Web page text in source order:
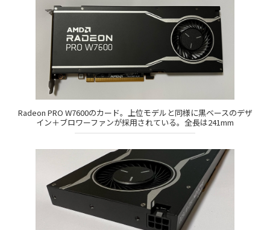
Radeon PRO W7600のカード。上位モデルと同様に黒ベースのデザ
イン＋ブロワーファンが採用されている。全長は241mm